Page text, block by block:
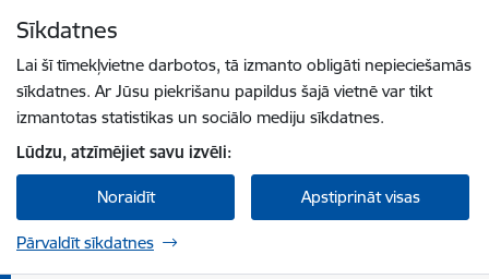
Sīkdatnes
Lai šī tīmekļvietne darbotos, tā izmanto obligāti nepieciešamās
sīkdatnes. Ar Jūsu piekrišanu papildus šajā vietnē var tikt
izmantotas statistikas un sociālo mediju sīkdatnes.
Lūdzu, atzīmējiet savu izvēli:
Noraidīt Apstiprināt visas
Pārvaldīt sīkdatnes